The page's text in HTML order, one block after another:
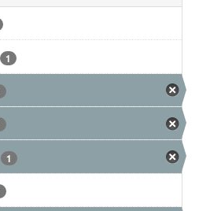
1
1